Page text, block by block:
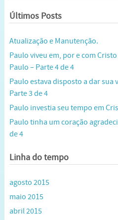
Últimos Posts
Atualização e Manutenção.
Paulo viveu em, por e com
Paulo – Parte 4 de 4
Paulo estava disposto a dar sua
Parte 3 de 4
Paulo investia seu tempo em
Paulo tinha um coração
de 4
Linha do tempo
agosto 2015
maio 2015
abril 2015